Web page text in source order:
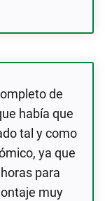
de
había que
tal y como
ya que
para
muy